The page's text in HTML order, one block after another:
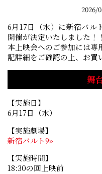
2026/
6月17日（水）に新宿バル
開催が決定いたしました！！
本上映会へのご参加には専
記詳細をご確認の上、お買
舞
【実施日】
6月17日（水）
【実施劇場】
新宿バルト9»
【実施時間】
18:30の回上映前